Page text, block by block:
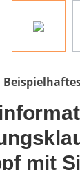
mit